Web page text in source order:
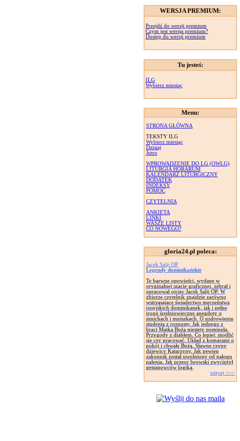
WERSJA PREMIUM:
Przejdź do wersji premium
Czym jest wersja premium?
Dostęp do wersji premium
Tu jesteś:
ILG
Wybierz miesiąc
Menu:
STRONA GŁÓWNA
TEKSTY ILG
Wybierz miesiąc
Dzisiaj
Jutro
WPROWADZENIE DO LG (OWLG)
LITURGIA HORARUM
KALENDARZ LITURGICZNY
DODATEK
INDEKSY
POMOC
CZYTELNIA
ANKIETA
LINKI
WASZE LISTY
CO NOWEGO?
gloria24.pl poleca:
Jacek Salij OP
Legendy dominikańskie
Te barwne opowieści, wydane w
oryginalnej szacie graficznej, zebrał i
opracował ojciec Jacek Salij OP. W
zbiorze czytelnik znajdzie zarówno
wstrząsające świadectwo męczeństwa
rosyjskich dominikanek, jak i pełne
ironii średniowieczne anegdoty o
mnichach i mniszkach. O uzdrowieniu
studenta z rozpusty, Jak jednego z
braci Matka Boża niestety pominęła,
Przygody z diabłem, Co lepiej: modlić
się czy pracować, Układ z komarami o
pokój i chwałę Bożą, Sławne czyny
dziewicy Katarzyny, Jak pewien
zakonnik został uwolniony od nałogu
palenia, Jak przeor lwowski zwyciężył
gestapowców logiką.
więcej >>>